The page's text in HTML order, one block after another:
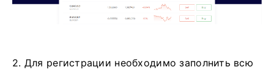
2. Для регистрации необходимо заполнить всю